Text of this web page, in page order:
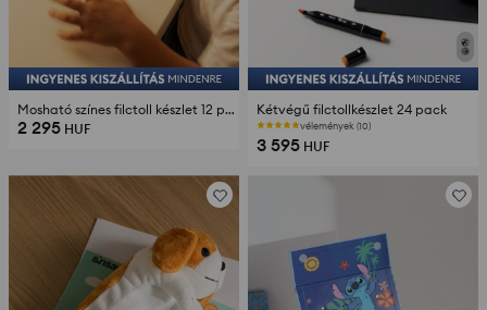
Mosható színes filctoll készlet 12 pack
2 295 HUF
Kétvégű filctollkészlet 24 pack
vélemények (10)
3 595 HUF